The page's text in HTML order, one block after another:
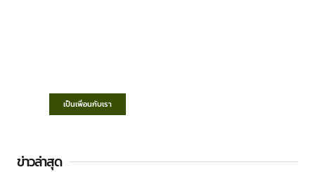
เป็นเพื่อนกับเรา
ข่าวล่าสุด